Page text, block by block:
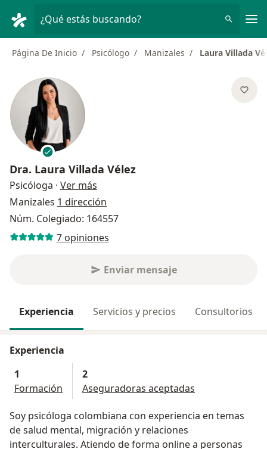
¿Qué estás buscando?
Página De Inicio Psicólogo Manizales Laura Villada
Dra. Laura Villada Vélez
Psicóloga · Ver más
Manizales 1 dirección
Núm. Colegiado: 164557
7 opiniones
Enviar mensaje
Experiencia Servicios y precios Consultorios
Experiencia
1
Formación
2
Aseguradoras aceptadas
Soy psicóloga colombiana con experiencia en temas
de salud mental, migración y relaciones
interculturales. Atiendo de forma online a personas